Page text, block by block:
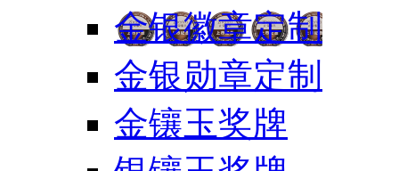
金银徽章定制
金银勋章定制
金镶玉奖牌